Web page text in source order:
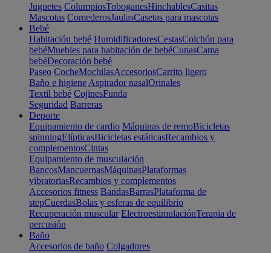
Juguetes ColumpiosToboganesHinchablesCasitas
Mascotas ComederosJaulasCasetas para mascotas
Bebé
Habitación bebé HumidificadoresCestasColchón para
bebéMuebles para habitación de bebéCunasCama
bebéDecoración bebé
Paseo CocheMochilasAccesoriosCarrito ligero
Baño e higiene Aspirador nasalOrinales
Textil bebé CojinesFunda
Seguridad Barreras
Deporte
Equipamiento de cardio Máquinas de remoBicicletas
spinningElípticasBicicletas estáticasRecambios y
complementosCintas
Equipamiento de musculación
BancosMancuernasMáquinasPlataformas
vibratoriasRecambios y complementos
Accesorios fitness BandasBarrasPlataforma de
stepCuerdasBolas y esferas de equilibrio
Recuperación muscular ElectroestimulaciónTerapia de
percusión
Baño
Accesorios de baño Colgadores